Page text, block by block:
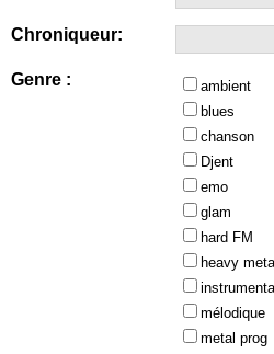
Chroniqueur:
Genre :
ambient
blues
chanson
Djent
emo
glam
hard FM
heavy
mélodique
metal prog